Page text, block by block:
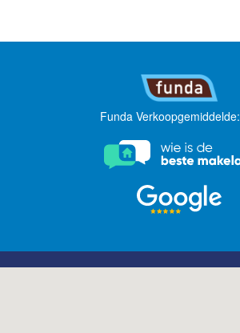
Funda Verkoopgemiddelde: